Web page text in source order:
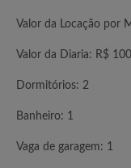
Valor da Locação por
Valor da Diaria: R$
Dormitórios: 2
Banheiro: 1
Vaga de garagem: 1